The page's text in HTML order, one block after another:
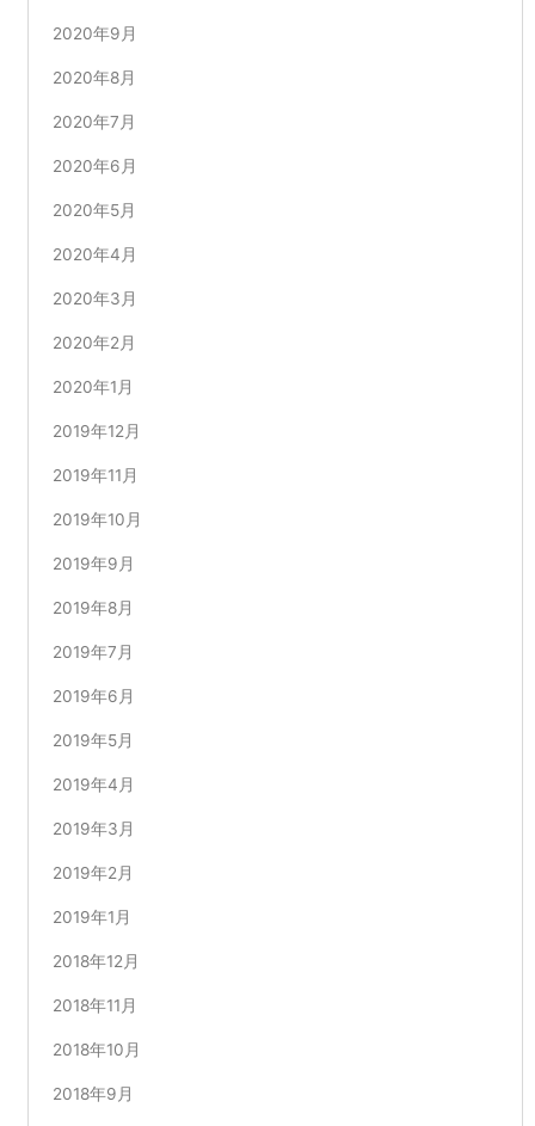
2020年9月
2020年8月
2020年7月
2020年6月
2020年5月
2020年4月
2020年3月
2020年2月
2020年1月
2019年12月
2019年11月
2019年10月
2019年9月
2019年8月
2019年7月
2019年6月
2019年5月
2019年4月
2019年3月
2019年2月
2019年1月
2018年12月
2018年11月
2018年10月
2018年9月